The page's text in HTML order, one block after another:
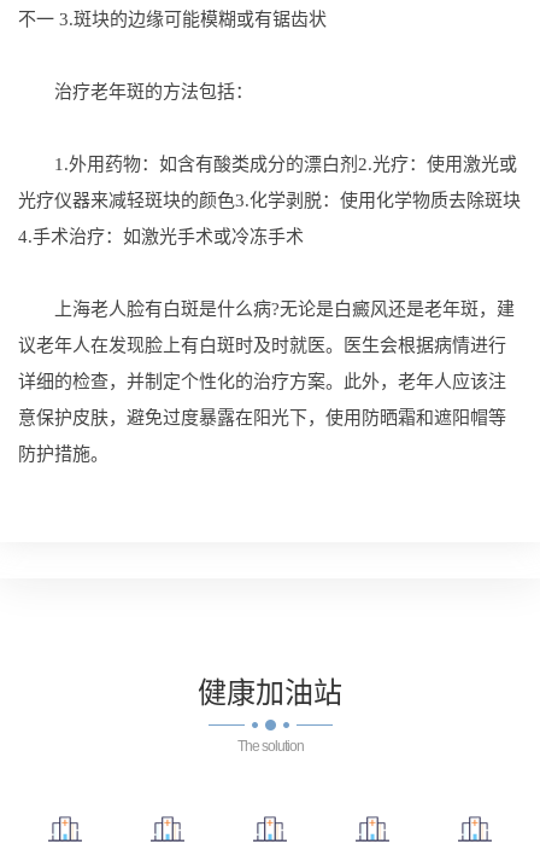
不一 3.斑块的边缘可能模糊或有锯齿状
治疗老年斑的方法包括：
1.外用药物：如含有酸类成分的漂白剂2.光疗：使用激光或
光疗仪器来减轻斑块的颜色3.化学剥脱：使用化学物质去除斑块
4.手术治疗：如激光手术或冷冻手术
上海老人脸有白斑是什么病?无论是白癜风还是老年斑，建
议老年人在发现脸上有白斑时及时就医。医生会根据病情进行
详细的检查，并制定个性化的治疗方案。此外，老年人应该注
意保护皮肤，避免过度暴露在阳光下，使用防晒霜和遮阳帽等
防护措施。
健康加油站
The solution